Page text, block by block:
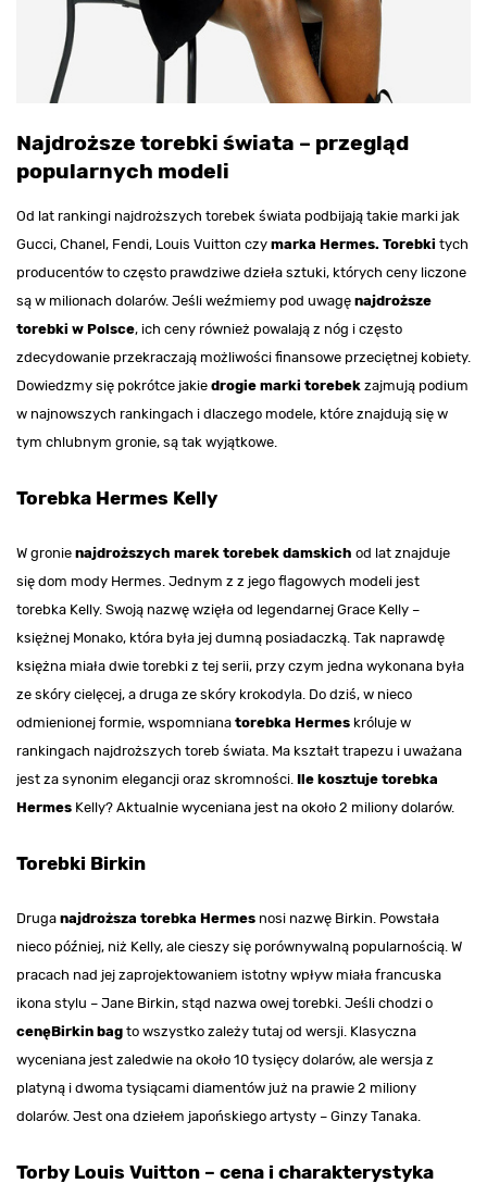
Najdroższe torebki świata – przegląd
popularnych modeli
Od lat rankingi najdroższych torebek świata podbijają takie marki jak
Gucci, Chanel, Fendi, Louis Vuitton czy marka Hermes. Torebki tych
producentów to często prawdziwe dzieła sztuki, których ceny liczone
są w milionach dolarów. Jeśli weźmiemy pod uwagę najdroższe
torebki w Polsce, ich ceny również powalają z nóg i często
zdecydowanie przekraczają możliwości finansowe przeciętnej kobiety.
Dowiedzmy się pokrótce jakie drogie marki torebek zajmują podium
w najnowszych rankingach i dlaczego modele, które znajdują się w
tym chlubnym gronie, są tak wyjątkowe.
Torebka Hermes Kelly
W gronie najdroższych marek torebek damskich od lat znajduje
się dom mody Hermes. Jednym z z jego flagowych modeli jest
torebka Kelly. Swoją nazwę wzięła od legendarnej Grace Kelly –
księżnej Monako, która była jej dumną posiadaczką. Tak naprawdę
księżna miała dwie torebki z tej serii, przy czym jedna wykonana była
ze skóry cielęcej, a druga ze skóry krokodyla. Do dziś, w nieco
odmienionej formie, wspomniana torebka Hermes króluje w
rankingach najdroższych toreb świata. Ma kształt trapezu i uważana
jest za synonim elegancji oraz skromności. Ile kosztuje torebka
Hermes Kelly? Aktualnie wyceniana jest na około 2 miliony dolarów.
Torebki Birkin
Druga najdroższa torebka Hermes nosi nazwę Birkin. Powstała
nieco później, niż Kelly, ale cieszy się porównywalną popularnością. W
pracach nad jej zaprojektowaniem istotny wpływ miała francuska
ikona stylu – Jane Birkin, stąd nazwa owej torebki. Jeśli chodzi o
cenęBirkin bag to wszystko zależy tutaj od wersji. Klasyczna
wyceniana jest zaledwie na około 10 tysięcy dolarów, ale wersja z
platyną i dwoma tysiącami diamentów już na prawie 2 miliony
dolarów. Jest ona dziełem japońskiego artysty – Ginzy Tanaka.
Torby Louis Vuitton – cena i charakterystyka